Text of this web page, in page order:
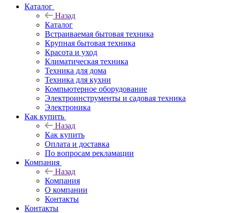
Каталог
Назад
Каталог
Встраиваемая бытовая техника
Крупная бытовая техника
Красота и уход
Климатическая техника
Техника для дома
Техника для кухни
Компьютерное оборудование
Электроинструменты и садовая техника
Электроника
Как купить
Назад
Как купить
Оплата и доставка
По вопросам рекламации
Компания
Назад
Компания
О компании
Контакты
Контакты